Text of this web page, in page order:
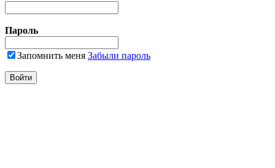
Пароль
Запомнить меня Забыли пароль